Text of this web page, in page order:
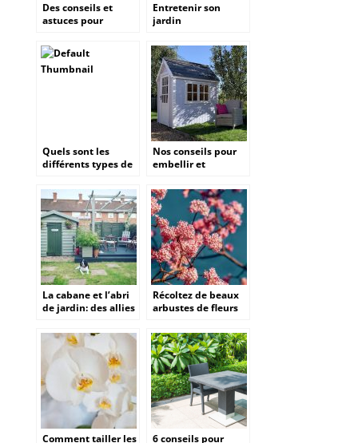
Des conseils et
astuces pour
affuteuse de chaine
à tronçonneuse
Entretenir son
jardin
Quels sont les
différents types de
jardin ?
Nos conseils pour
embellir et
jardin.
La cabane et l’abri
de jardin: des allies
de son jardin un
endroit cosy et
fonctionnel?
Récoltez de beaux
arbustes de fleurs
bouquet
Comment tailler les 6 conseils pour